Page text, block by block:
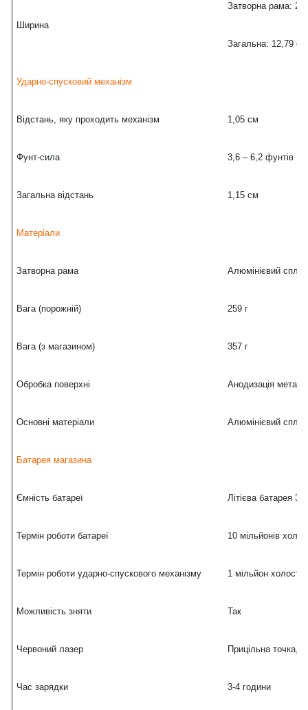
Ширина
Затворна рама:
Загальна: 12,79 см
Ударно-спусковий механізм
Відстань, яку проходить механізм 1,05 см
Фунт-сила 3,6 – 6,2 фунтів
Загальна відстань 1,15 см
Матеріали
Затворна рама Алюмінієвий сплав
Вага (порожній) 259 г
Вага (з магазином) 357 г
Обробка поверхні Анодизація металу
Основні матеріали Алюмінієвий
Батарея магазина
Ємність батареї Літієва батарея
Термін роботи батареї 10 мільйонів
Термін роботи ударно-спускового механізму 1 мільйон
Можливість зняти Так
Червоний лазер Прицільна точка,
Час зарядки 3-4 години